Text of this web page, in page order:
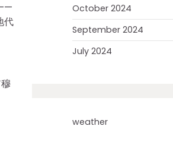
代
October 2024
September 2024
July 2024
weather